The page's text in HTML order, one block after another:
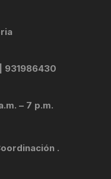
931986430
– 7 p.m.
.